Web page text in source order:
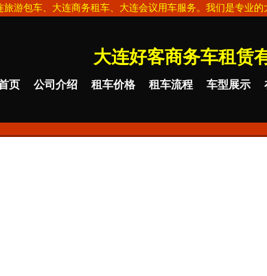
游包车、大连商务租车、大连会议用车服务。我们是专业的
大连好客商务车租赁
页 公司介绍 租车价格 租车流程 车型展示